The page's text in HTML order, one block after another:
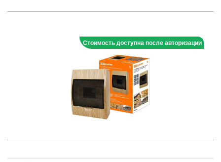
Стоимость доступна после авторизации